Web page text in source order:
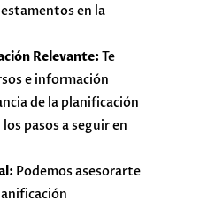
en la
Relevante: Te
e información
de la planificación
pasos a seguir en
Podemos asesorarte